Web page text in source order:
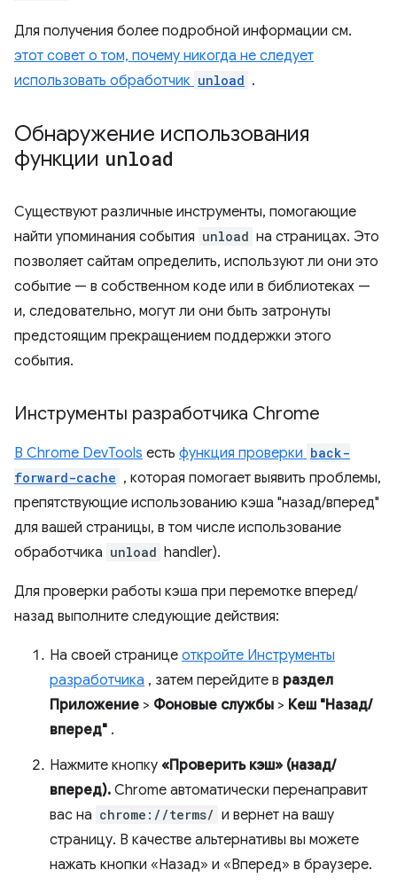
Для получения более подробной информации см.
этот совет о том, почему никогда не следует
использовать обработчик unload .
Обнаружение использования
функции unload
Существуют различные инструменты, помогающие
найти упоминания события unload на страницах. Это
позволяет сайтам определить, используют ли они это
событие — в собственном коде или в библиотеках —
и, следовательно, могут ли они быть затронуты
предстоящим прекращением поддержки этого
события.
Инструменты разработчика Chrome
В Chrome DevTools есть функция проверки back-
forward-cache , которая помогает выявить проблемы,
препятствующие использованию кэша "назад/вперед"
для вашей страницы, в том числе использование
обработчика unload handler).
Для проверки работы кэша при перемотке вперед/
назад выполните следующие действия:
На своей странице откройте Инструменты
разработчика , затем перейдите в раздел
Приложение > Фоновые службы > Кеш "Назад/
вперед" .
Нажмите кнопку «Проверить кэш» (назад/
вперед). Chrome автоматически перенаправит
вас на chrome://terms/ и вернет на вашу
страницу. В качестве альтернативы вы можете
нажать кнопки «Назад» и «Вперед» в браузере.